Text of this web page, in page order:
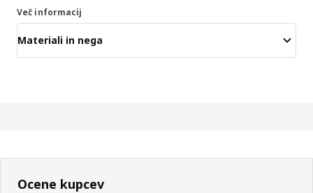
Več informacij
Materiali in nega
Ocene kupcev